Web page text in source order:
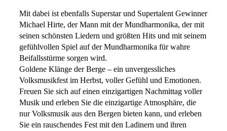
Mit dabei ist ebenfalls Superstar und Supertalent Gewinner
Michael Hirte, der Mann mit der Mundharmonika, der mit
seinen schönsten Liedern und größten Hits und mit seinem
gefühlvollen Spiel auf der Mundharmonika für wahre
Beifallsstürme sorgen wird.
Goldene Klänge der Berge – ein unvergessliches
Volksmusikfest im Herbst, voller Gefühl und Emotionen.
Freuen Sie sich auf einen einzigartigen Nachmittag voller
Musik und erleben Sie die einzigartige Atmosphäre, die
nur Volksmusik aus den Bergen bieten kann, und erleben
Sie ein rauschendes Fest mit den Ladinern und ihren